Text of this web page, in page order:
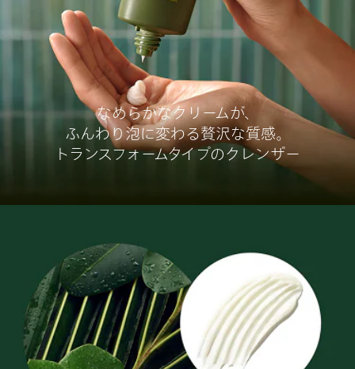
なめらかなクリームが、
ふんわり泡に変わる贅沢な質感。
トランスフォームタイプのクレンザー